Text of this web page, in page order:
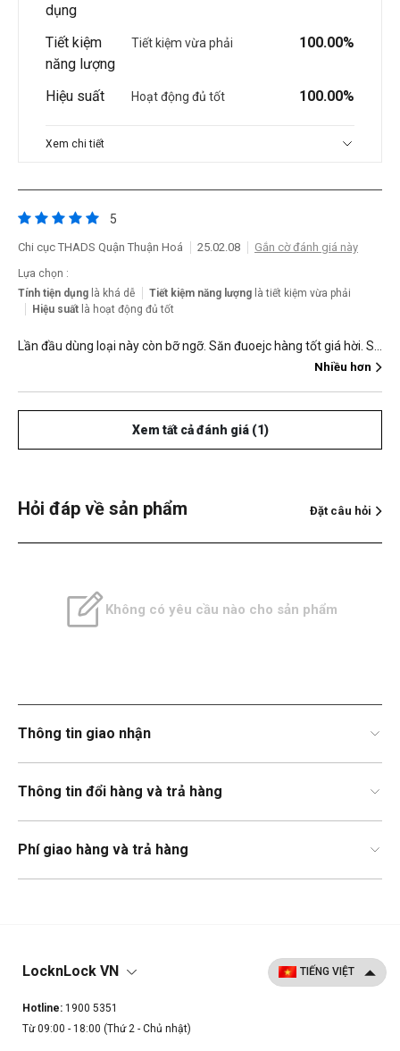
dụng
Tiết kiệm
năng lượng
Tiết kiệm vừa phải 100.00%
Hiệu suất Hoạt động đủ tốt 100.00%
Xem chi tiết
5
Chi cục THADS Quận Thuận Hoá 25.02.08 Gắn cờ đánh giá này
Lựa chọn :
Tính tiện dụng là khá dễ Tiết kiệm năng lượng là tiết kiệm vừa phải
Hiệu suất là hoạt động đủ tốt
Nhiều hơn
Xem tất cả đánh giá (1)
Hỏi đáp về sản phẩm Đặt câu hỏi
Không có yêu cầu nào cho sản phẩm
Thông tin giao nhận
Thông tin đổi hàng và trả hàng
Phí giao hàng và trả hàng
LocknLock VN
Hotline: 1900 5351
Từ 09:00 - 18:00 (Thứ 2 - Chủ nhật)